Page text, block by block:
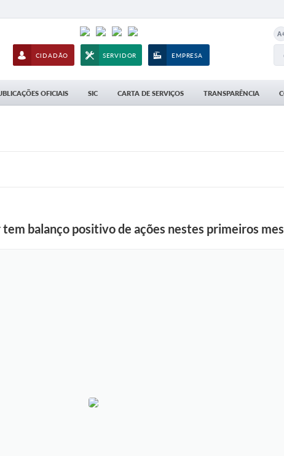
CIDADÃO SERVIDOR EMPRESA
OFICIAIS SIC CARTA DE SERVIÇOS TRANSPARÊNCIA
balanço positivo de ações nestes primeiros